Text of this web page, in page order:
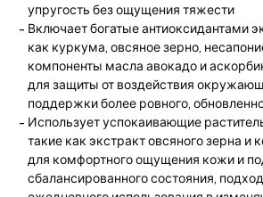
упругость без ощущения тяжести
Включает богатые антиоксидантами
как куркума, овсяное зерно,
компоненты масла авокадо и
для защиты от воздействия
поддержки более ровного,
Использует успокаивающие
такие как экстракт овсяного зерна и
для комфортного ощущения кожи и
сбалансированного состояния,